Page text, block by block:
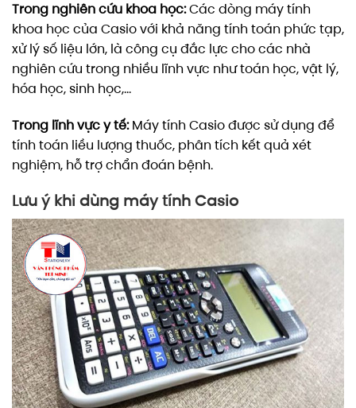
Trong nghiên cứu khoa học:Các dòng máy tính
khoa học của Casio với khả năng tính toán phức tạp,
xử lý số liệu lớn, là công cụ đắc lực cho các nhà
nghiên cứu trong nhiều lĩnh vực như toán học, vật lý,
hóa học, sinh học,…
Trong lĩnh vực y tế:Máy tính Casio được sử dụng để
tính toán liều lượng thuốc, phân tích kết quả xét
nghiệm, hỗ trợ chẩn đoán bệnh.
Lưu ý khi dùng máy tính Casio